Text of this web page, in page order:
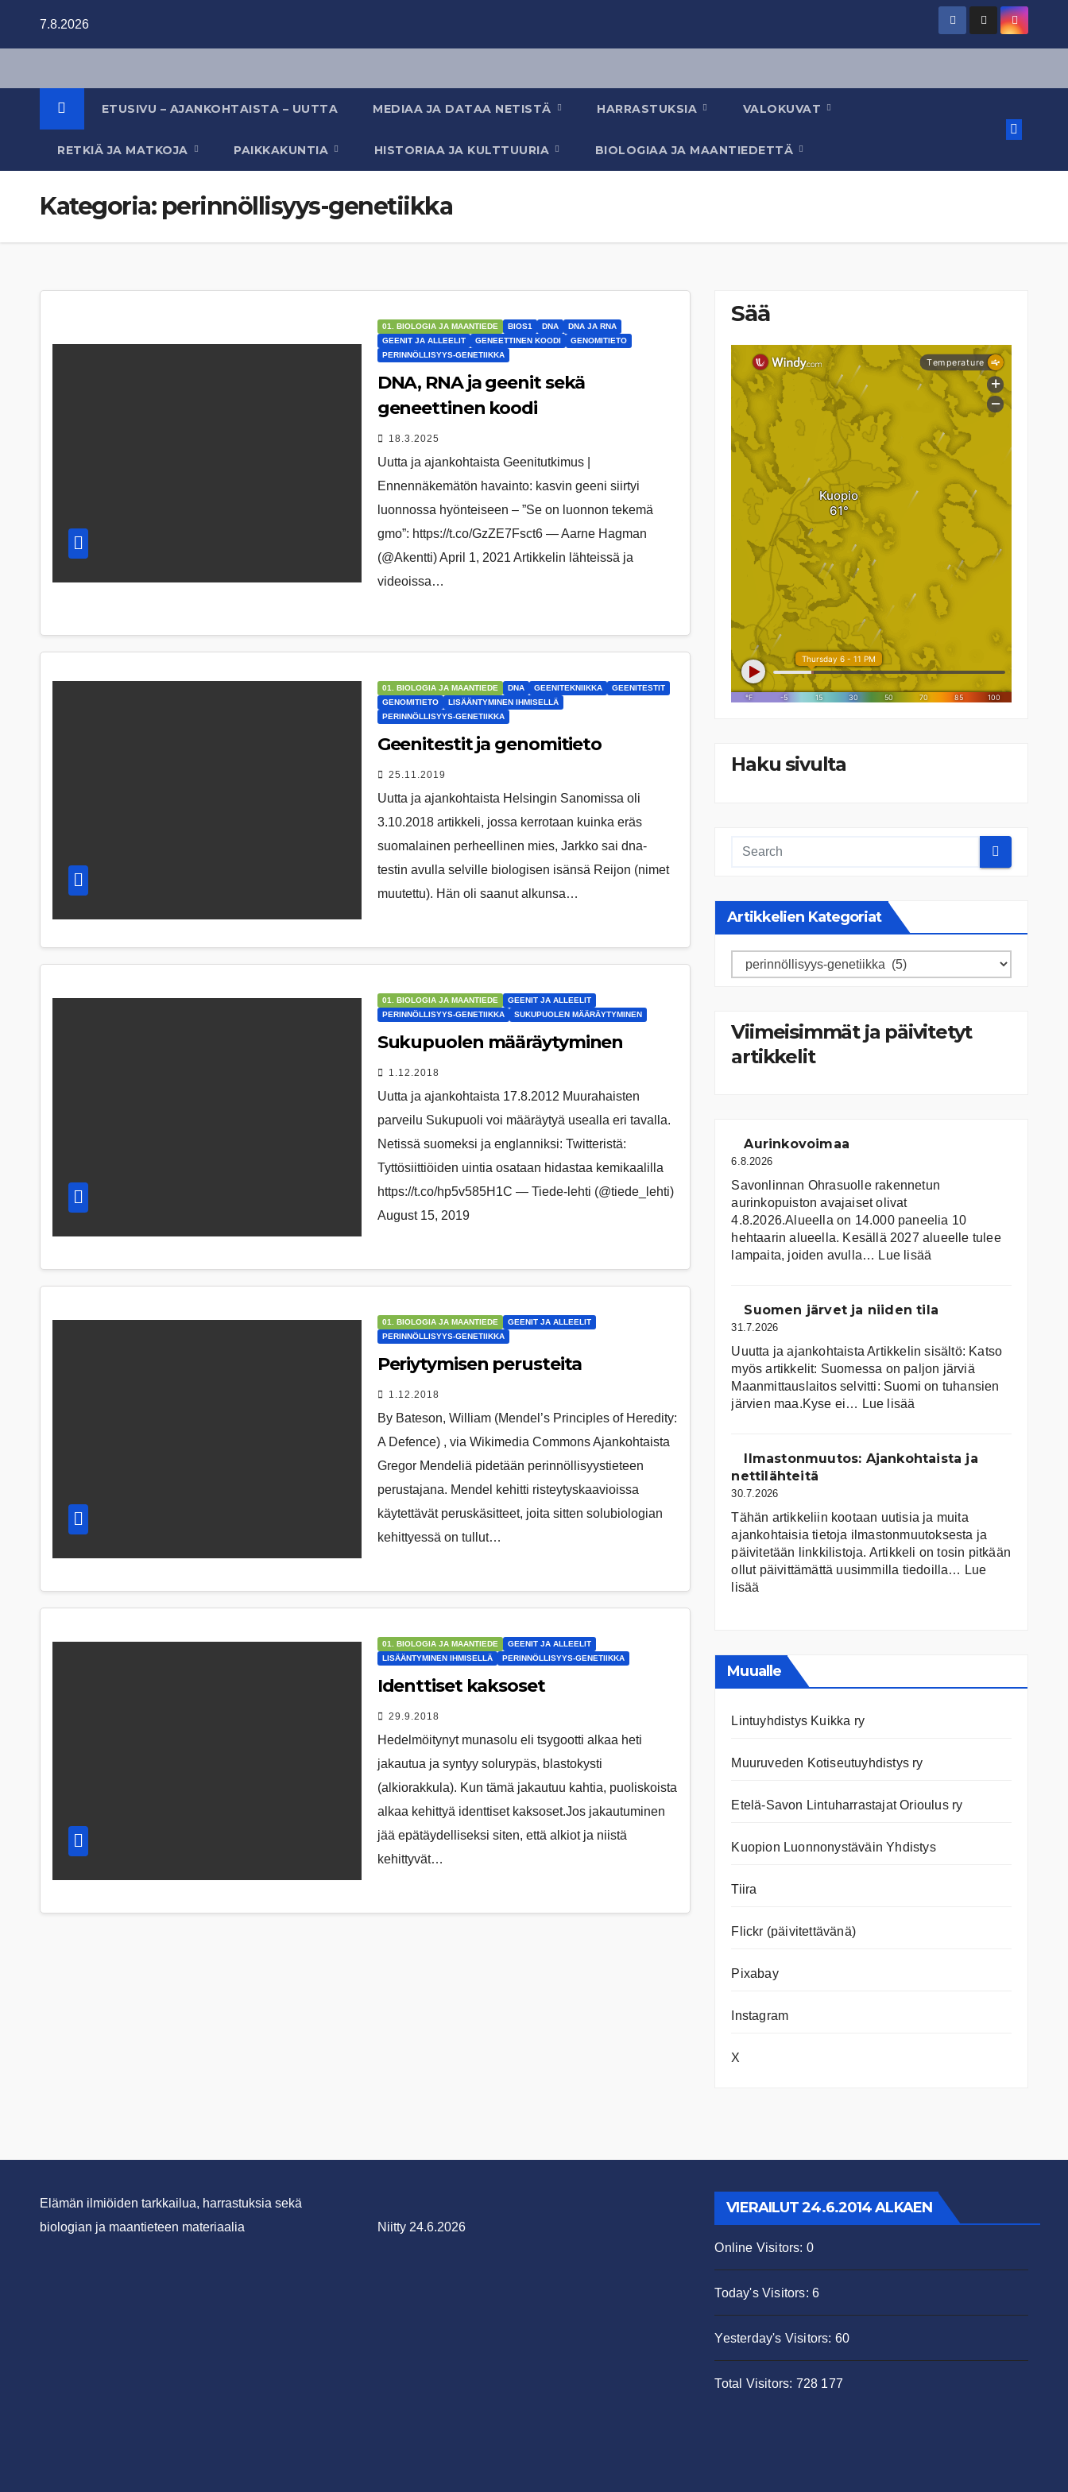
7.8.2026
ETUSIVU – AJANKOHTAISTA – UUTTA MEDIAA JA DATAA NETISTÄ HARRASTUKSIA VALOKUVAT
RETKIÄ JA MATKOJA PAIKKAKUNTIA HISTORIAA JA KULTTUURIA BIOLOGIAA JA MAANTIEDETTÄ
Kategoria: perinnöllisyys-genetiikka
01. BIOLOGIA JA MAANTIEDE BIOS1 DNA
DNA JA RNA
GEENIT JA ALLEELIT
GENEETTINEN KOODI
GENOMITIETO
PERINNÖLLISYYS-GENETIIKKA
DNA, RNA ja geenit sekä
geneettinen koodi
18.3.2025
Uutta ja ajankohtaista Geenitutkimus |
Ennennäkemätön havainto: kasvin geeni siirtyi
luonnossa hyönteiseen – ”Se on luonnon tekemä
gmo”: https://t.co/GzZE7Fsct6 — Aarne Hagman
(@Akentti) April 1, 2021 Artikkelin lähteissä ja
videoissa…
01. BIOLOGIA JA MAANTIEDE DNA GEENITEKNIIKKA
GEENITESTIT
GENOMITIETO
LISÄÄNTYMINEN IHMISELLÄ
PERINNÖLLISYYS-GENETIIKKA
Geenitestit ja genomitieto
25.11.2019
Uutta ja ajankohtaista Helsingin Sanomissa oli
3.10.2018 artikkeli, jossa kerrotaan kuinka eräs
suomalainen perheellinen mies, Jarkko sai dna-
testin avulla selville biologisen isänsä Reijon (nimet
muutettu). Hän oli saanut alkunsa…
01. BIOLOGIA JA MAANTIEDE
GEENIT JA ALLEELIT
PERINNÖLLISYYS-GENETIIKKA
SUKUPUOLEN MÄÄRÄYTYMINEN
Sukupuolen määräytyminen
1.12.2018
Uutta ja ajankohtaista 17.8.2012 Muurahaisten
parveilu Sukupuoli voi määräytyä usealla eri tavalla.
Netissä suomeksi ja englanniksi: Twitteristä:
Tyttösiittiöiden uintia osataan hidastaa kemikaalilla
https://t.co/hp5v585H1C — Tiede-lehti (@tiede_lehti)
August 15, 2019
01. BIOLOGIA JA MAANTIEDE
GEENIT JA ALLEELIT
PERINNÖLLISYYS-GENETIIKKA
Periytymisen perusteita
1.12.2018
By Ba­te­son, Wil­li­am (Men­del’s Prin­cip­les of He­re­di­ty:
A De­fen­ce) , via Wi­ki­me­dia Com­mons Ajankohtaista
Gregor Mendeliä pidetään perinnöllisyystieteen
perustajana. Mendel kehitti risteytyskaavioissa
käytettävät peruskäsitteet, joita sitten solubiologian
kehittyessä on tullut…
01. BIOLOGIA JA MAANTIEDE
GEENIT JA ALLEELIT
LISÄÄNTYMINEN IHMISELLÄ
PERINNÖLLISYYS-GENETIIKKA
Identtiset kaksoset
29.9.2018
Hedelmöitynyt munasolu eli tsygootti alkaa heti
jakautua ja syntyy solurypäs, blastokysti
(alkiorakkula). Kun tämä jakautuu kahtia, puoliskoista
alkaa kehittyä identtiset kaksoset.Jos jakautuminen
jää epätäydelliseksi siten, että alkiot ja niistä
kehittyvät…
Sää
Haku sivulta
Artikkelien Kategoriat
Artikkelien
Viimeisimmät ja päivitetyt
artikkelit
Aurinkovoimaa
6.8.2026
Savonlinnan Ohrasuolle rakennetun
aurinkopuiston avajaiset olivat
4.8.2026.Alueella on 14.000 paneelia 10
hehtaarin alueella. Kesällä 2027 alueelle tulee
lampaita, joiden avulla… Lue lisää
Suomen järvet ja niiden tila
31.7.2026
Uuutta ja ajankohtaista Artikkelin sisältö: Katso
myös artikkelit: Suomessa on pal­jon jär­viä
Maanmittauslaitos selvitti: Suomi on tuhansien
järvien maa.Kyse ei… Lue lisää
ja
Ilmastonmuutos: Ajankohtaista ja
nettilähteitä
30.7.2026
Tähän artikkeliin kootaan uutisia ja muita
ajankohtaisia tietoja ilmastonmuutoksesta ja
päivitetään linkkilistoja. Artikkeli on tosin pitkään
ollut päivittämättä uusimmilla tiedoilla… Lue
lisää
nettilähteitä
Muualle
Lintuyhdistys Kuikka ry
Muuruveden Kotiseutuyhdistys ry
Etelä-Savon Lintuharrastajat Orioulus ry
Kuopion Luonnonystäväin Yhdistys
Tiira
Flickr (päivitettävänä)
Pixabay
Instagram
X
Elämän ilmiöiden tarkkailua, harrastuksia sekä
biologian ja maantieteen materiaalia
Niitty 24.6.2026
VIERAILUT 24.6.2014 ALKAEN
Online Visitors: 0
Today's Visitors: 6
Yesterday's Visitors: 60
Total Visitors: 728 177